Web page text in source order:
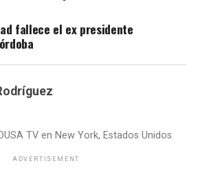
fallece el ex presidente
TV en New York, Estados Unidos.
ADVERTISEMENT